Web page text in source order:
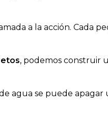
a la acción. Cada
, podemos construir
agua se puede apagar